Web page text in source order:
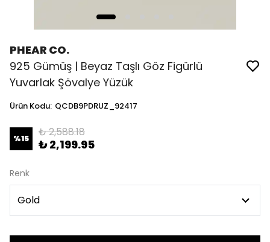
PHEAR CO.
925 Gümüş | Beyaz Taşlı Göz Figürlü
Yuvarlak Şövalye Yüzük
Ürün Kodu: QCDB9PDRUZ_92417
%15 ₺ 2,588.18
₺ 2,199.95
Renk